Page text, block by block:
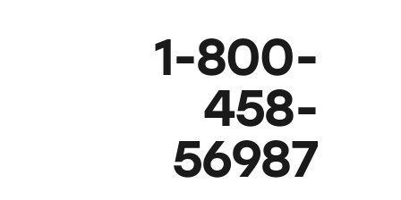
1-800-
458-
56987